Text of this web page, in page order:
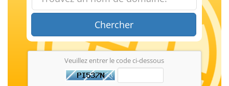
Chercher
Veuillez entrer le code ci-dessous